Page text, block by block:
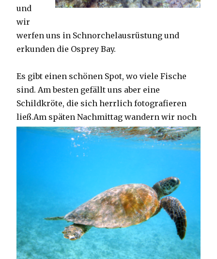
und
wir
werfen uns in Schnorchelausrüstung und
erkunden die Osprey Bay.
Es gibt einen schönen Spot, wo viele Fische
sind. Am besten gefällt uns aber eine
Schildkröte, die sich herrlich fotografieren
ließ.Am späten Nachmittag wandern wir noch